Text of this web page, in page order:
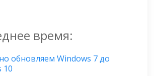
время:
обновляем Windows 7 до
10